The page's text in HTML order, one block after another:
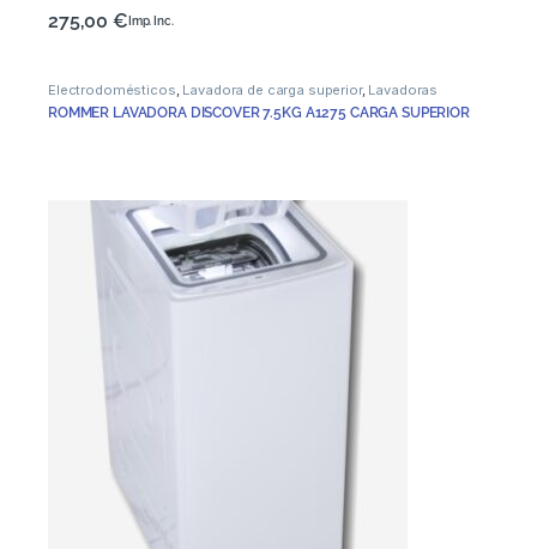
275,00€ Imp. Inc.
Electrodomésticos, Lavadora de carga superior, Lavadoras
ROMMER LAVADORA DISCOVER 7.5KG A1275 CARGA SUPERIOR